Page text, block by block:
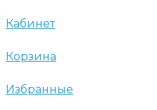
Кабинет
Корзина
Избранные